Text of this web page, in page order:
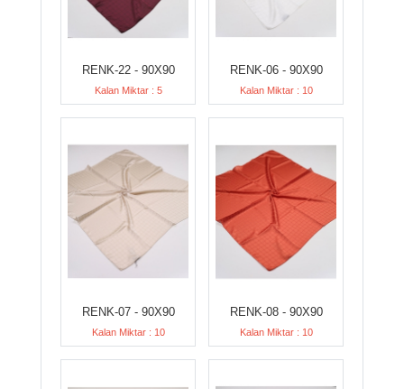
RENK-22 - 90X90
Kalan Miktar : 5
RENK-06 - 90X90
Kalan Miktar : 10
RENK-07 - 90X90
Kalan Miktar : 10
RENK-08 - 90X90
Kalan Miktar : 10